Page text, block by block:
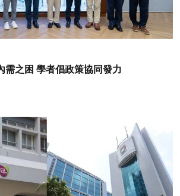
需之困 學者倡政策協同發力